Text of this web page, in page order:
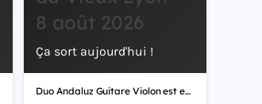
8 août 2026
Ça sort aujourd'hui !
Duo Andaluz Guitare Violon est en concert le samedi 8 août 2026 au Espace culturel du Vieux Lyon. Un rendez-vous concerts, festivals, musical à ne pas manquer. Billets disponibles sur Fnac Spectacles et les billetteries partenaires.